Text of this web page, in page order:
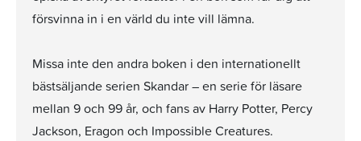
försvinna in i en värld du inte vill lämna.
Missa inte den andra boken i den internationellt
bästsäljande serien Skandar – en serie för läsare
mellan 9 och 99 år, och fans av Harry Potter, Percy
Jackson, Eragon och Impossible Creatures.